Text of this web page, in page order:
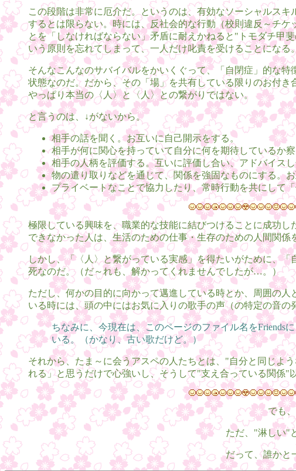
この段階は非常に厄介だ。というのは、有効なソーシャルス
するとは限らない。時には、反社会的な行動（校則違反～チ
とを「しなければならない」矛盾に耐えかねると"トモダチ甲
いう原則を忘れてしまって、一人だけ叱責を受けることになる。
そんなこんなのサバイバルをかいくぐって、「自閉症」的な
状態なのだ。だから、その「場」を共有している限りのお付
やっぱり本当の〈人〉と〈人〉との繋がりではない。
と言うのは、↓がないから。
相手の話を聞く。お互いに自己開示をする。
相手が何に関心を持っていて自分に何を期待しているか
相手の人柄を評価する。互いに評価し合い、アドバイスし
物の遣り取りなどを通じて、関係を強固なものにする。
プライベートなことで協力したり、常時行動を共にして
極限している興味を、職業的な技能に結びつけることに成功
できなかった人は、生活のための仕事・生存のための人間関
しかし、「〈人〉と繋がっている実感」を得たいがために、
死なのだ。（だ～れも、解かってくれませんでしたが…。）
ただし、何かの目的に向かって邁進している時とか、周囲の
いる時には、頭の中にはお気に入りの歌手の声（の特定の音
ちなみに、今現在は、このページのファイル名を
いる。（かなり、古い歌だけど。）
それから、たま～に会うアスペの人たちとは、"自分と同じよ
れる」と思うだけで心強いし、そうして"支え合っている関係"
でも
ただ、"淋しい"
だって、誰かと